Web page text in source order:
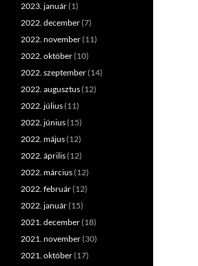
2023. január(1)
2022. december(7)
2022. november(11)
2022. október(10)
2022. szeptember(14)
2022. augusztus(12)
2022. július(11)
2022. június(15)
2022. május(12)
2022. április(12)
2022. március(12)
2022. február(12)
2022. január(15)
2021. december(18)
2021. november(30)
2021. október(17)